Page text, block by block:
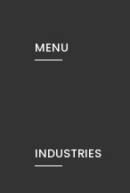
MENU
INDUSTRIES